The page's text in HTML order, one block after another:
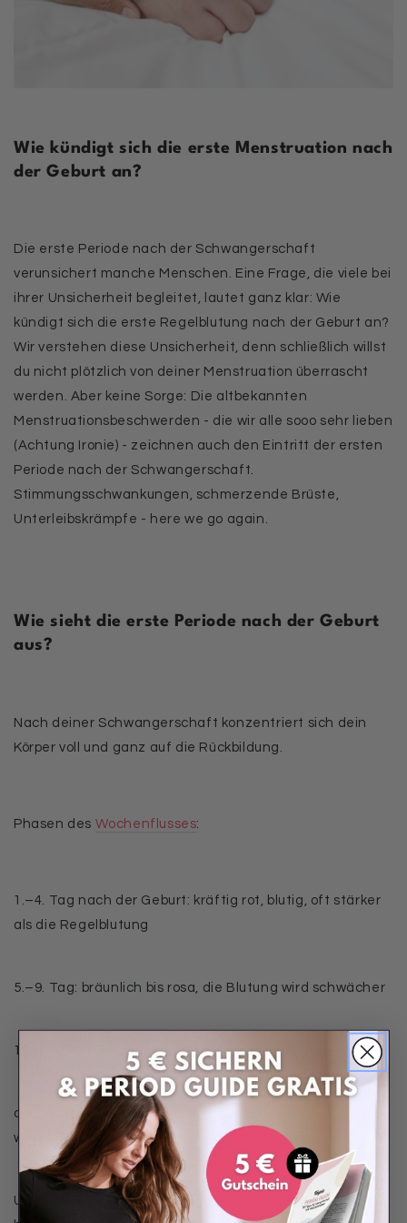
Wie kündigt sich die erste Menstruation nach
der Geburt an?
Die erste Periode nach der Schwangerschaft
verunsichert manche Menschen. Eine Frage, die viele bei
ihrer Unsicherheit begleitet, lautet ganz klar: Wie
kündigt sich die erste Regelblutung nach der Geburt an?
Wir verstehen diese Unsicherheit, denn schließlich willst
du nicht plötzlich von deiner Menstruation überrascht
werden. Aber keine Sorge: Die altbekannten
Menstruationsbeschwerden - die wir alle sooo sehr lieben
(Achtung Ironie) - zeichnen auch den Eintritt der ersten
Periode nach der Schwangerschaft.
Stimmungsschwankungen, schmerzende Brüste,
Unterleibskrämpfe - here we go again.
Wie sieht die erste Periode nach der Geburt
aus?
Nach deiner Schwangerschaft konzentriert sich dein
Körper voll und ganz auf die Rückbildung.
Phasen des Wochenflusses:
1.–4. Tag nach der Geburt : kräftig rot, blutig, oft stärker
als die Regelblutung
5.–9. Tag: bräunlich bis rosa, die Blutung wird schwächer
10.–14. Tag : gelblich, eher schleimig, deutlich weniger
ab 3. Woche bis 4.–6. Woche
: weißlich bis klar, nur noch
wenig Ausfluss
Unterschied zur Regelblutung: Regelblutung bleibt hell-